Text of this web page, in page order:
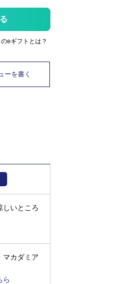
のeギフトとは？
ーを書く
しいところ
マカダミア
ら